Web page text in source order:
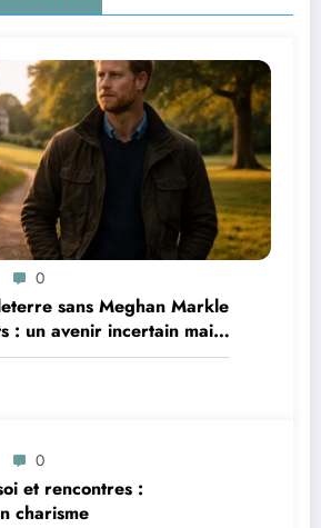
0
sans Meghan Markle
: un avenir incertain mais
0
et rencontres :
charisme